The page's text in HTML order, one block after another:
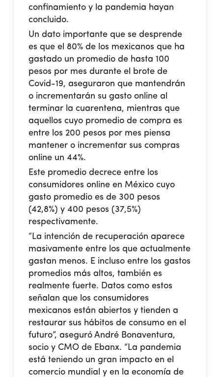
confinamiento y la pandemia hayan
concluido.
Un dato importante que se desprende
es que el 80% de los mexicanos que ha
gastado un promedio de hasta 100
pesos por mes durante el brote de
Covid-19, aseguraron que mantendrán
o incrementarán su gasto online al
terminar la cuarentena, mientras que
aquellos cuyo promedio de compra es
entre los 200 pesos por mes piensa
mantener o incrementar sus compras
online un 44%.
Este promedio decrece entre los
consumidores online en México cuyo
gasto promedio es de 300 pesos
(42,8%) y 400 pesos (37,5%)
respectivamente.
“La intención de recuperación aparece
masivamente entre los que actualmente
gastan menos. E incluso entre los gastos
promedios más altos, también es
realmente fuerte. Datos como estos
señalan que los consumidores
mexicanos están abiertos y tienden a
restaurar sus hábitos de consumo en el
futuro”, aseguró André Bonaventura,
socio y CMO de Ebanx. “La pandemia
está teniendo un gran impacto en el
comercio mundial y en la economía de